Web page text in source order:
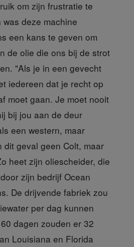
om zijn frustratie te
deze machine
een kans te geven om
de olie die ons bij de strot
"Als je in een gevecht
iedereen dat je recht op
moet gaan. Je moet nooit
bij jou aan de deur
een western, maar
dit geval geen Colt, maar
heet zijn oliescheider, die
zijn bedrijf Ocean
De drijvende fabriek zou
per dag kunnen
dagen zouden er 32
Louisiana en Florida